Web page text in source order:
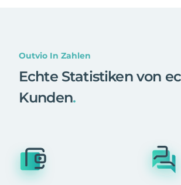
Outvio In Zahlen
Echte Statistiken von
Kunden.